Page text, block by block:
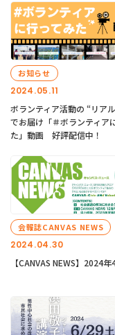
2024.05.11
お知らせ
ボランティア活動の “リア
でお届け「＃ボランティア
た」動画 好評配信中！
2024.04.30
会報誌CANVAS NEWS
【CANVAS NEWS】2024